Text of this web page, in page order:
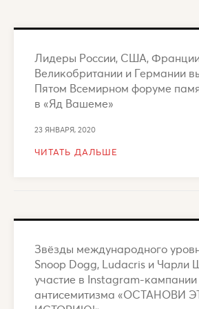
Лидеры России, США,
Великобритании и Германии
Пятом Всемирном форуме
в «Яд Вашеме»
23 ЯНВАРЯ, 2020
ЧИТАТЬ ДАЛЬШЕ
Звёзды международного
Snoop Dogg, Ludacris и Чарли
участие в Instagram-кампании
антисемитизма «ОСТАНОВИ